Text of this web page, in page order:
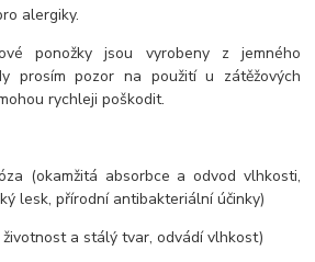
alergiky.
ponožky jsou vyrobeny z jemného
prosím pozor na použití u zátěžových
rychleji poškodit.
(okamžitá absorbce a odvod vlhkosti,
lesk, přírodní antibakteriální účinky)
a stálý tvar, odvádí vlhkost)